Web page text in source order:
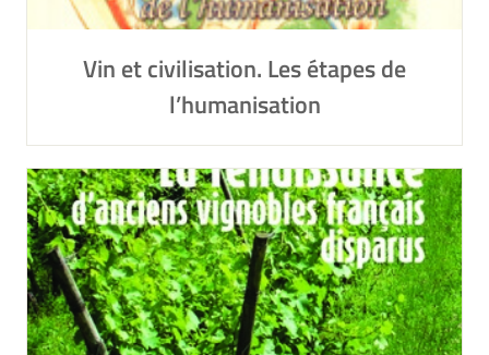
Vin et civilisation. Les étapes de
l’humanisation